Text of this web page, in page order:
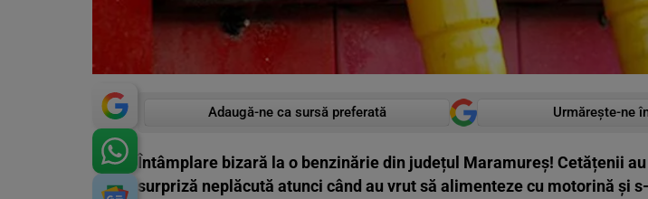
Adaugă-ne ca sursă preferată Urmărește-ne
Întâmplare bizară la o benzinărie din județul Maramureș! Cetățenii
surpriză neplăcută atunci când au vrut să alimenteze cu motorină și